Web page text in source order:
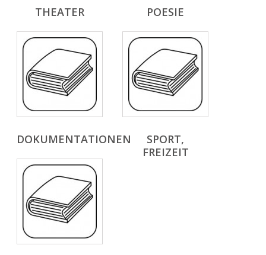
THEATER POESIE
DOKUMENTATIONEN
SPORT,
FREIZEIT